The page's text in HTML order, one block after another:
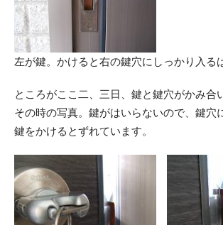
左が鍵。かけると右の鍵穴にしっかり入る
ところがここ二、三日、鍵と鍵穴がかみ合
その時の写真。鍵がはいらないので、鍵穴
鍵をかけるとずれています。